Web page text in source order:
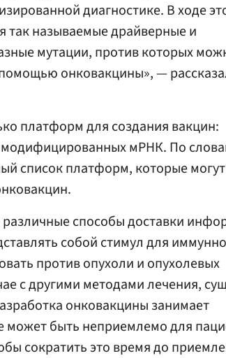
диагностике. В ходе
так называемые драйверные и
мутации, против которых
онковакцины», —
платформ для создания вакцин:
модифицированных мРНК. По
список платформ, которые
способы доставки
собой стимул для
против опухоли и опухолевых
с другими методами лечения,
онковакцины занимает
может быть неприемлемо для
сократить это время до